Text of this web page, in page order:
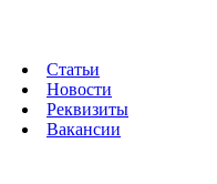
Статьи
Новости
Реквизиты
Вакансии